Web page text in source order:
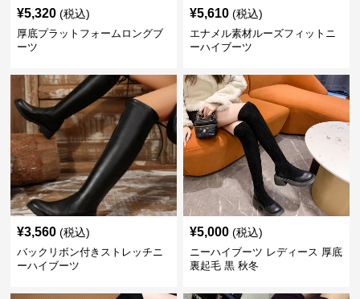
¥5,320 (税込)
厚底プラットフォームロングブ
ーツ
¥5,610 (税込)
エナメル素材ルーズフィットニ
ーハイブーツ
¥3,560 (税込)
バックリボン付きストレッチニ
ーハイブーツ
¥5,000 (税込)
ニーハイブーツ レディース 厚底
裏起毛 黒 秋冬